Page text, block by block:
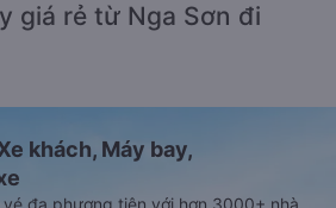
giá rẻ từ Nga Sơn đi
khách, Máy bay,